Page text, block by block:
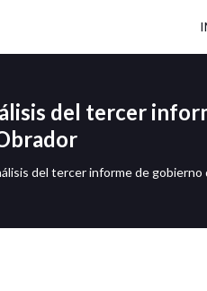
del tercer
del tercer informe de